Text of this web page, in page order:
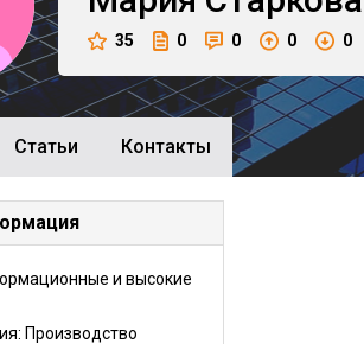
35 0 0 0 0
Cтатьи Контакты
и высокие
Производство